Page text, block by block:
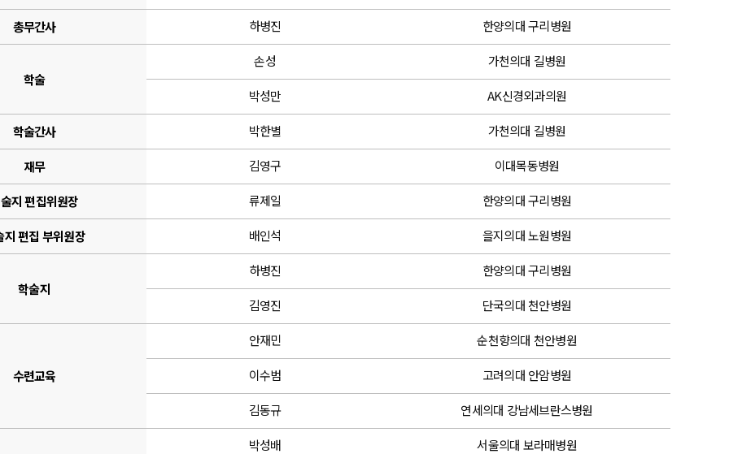
총무간사 하병진 한양의대 구리병원
학술
손성 가천의대 길병원
박성만 AK신경외과의원
학술간사 박한별 가천의대 길병원
재무 김영구 이대목동병원
지 편집위원장 류제일 한양의대 구리병원
지 편집 부위원장 배인석 을지의대 노원병원
학술지
하병진 한양의대 구리병원
김영진 단국의대 천안병원
수련교육
안재민 순천향의대 천안병원
이수범 고려의대 안암병원
김동규 연세의대 강남세브란스병원
박성배 서울의대 보라매병원